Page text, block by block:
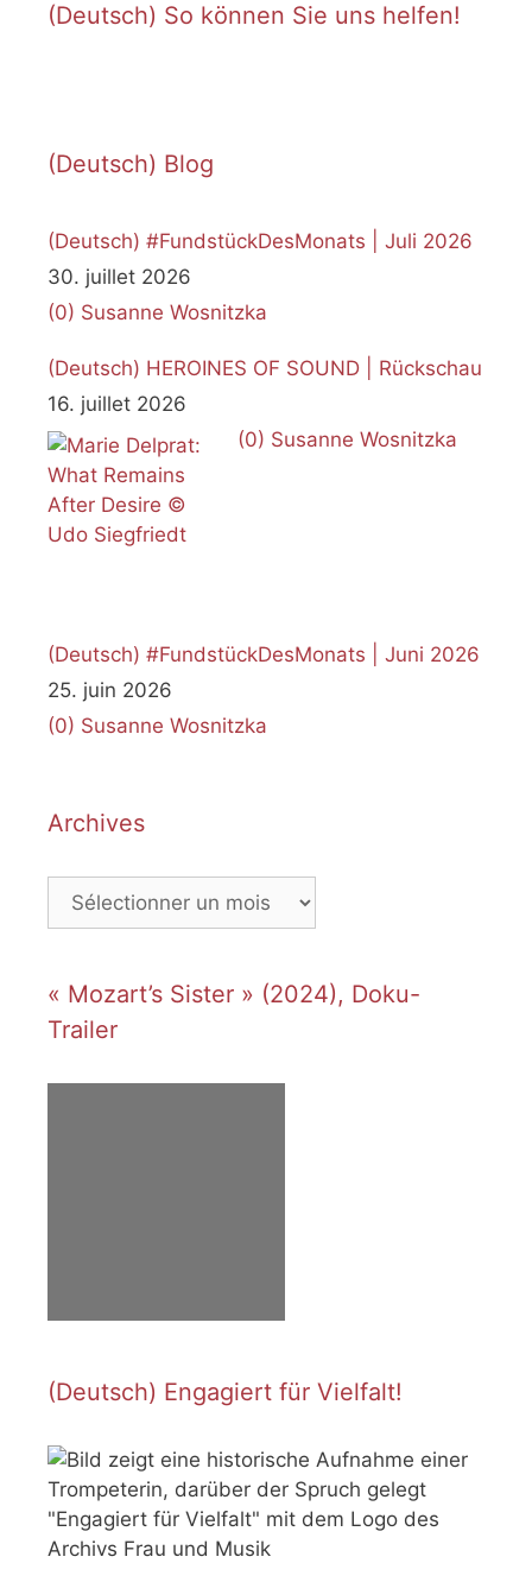
(Deutsch) So können Sie uns helfen!
(Deutsch) Blog
(Deutsch) #FundstückDesMonats | Juli 2026
30. juillet 2026
(0) Susanne Wosnitzka
(Deutsch) HEROINES OF SOUND | Rückschau
16. juillet 2026
(0) Susanne Wosnitzka
(Deutsch) #FundstückDesMonats | Juni 2026
25. juin 2026
(0) Susanne Wosnitzka
Archives
Archives
« Mozart’s Sister » (2024), Doku-
Trailer
(Deutsch) Engagiert für Vielfalt!